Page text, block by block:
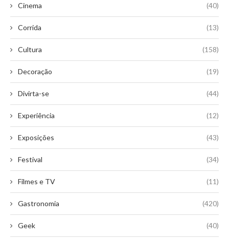
Cinema (40)
Corrida (13)
Cultura (158)
Decoração (19)
Divirta-se (44)
Experiência (12)
Exposições (43)
Festival (34)
Filmes e TV (11)
Gastronomia (420)
Geek (40)